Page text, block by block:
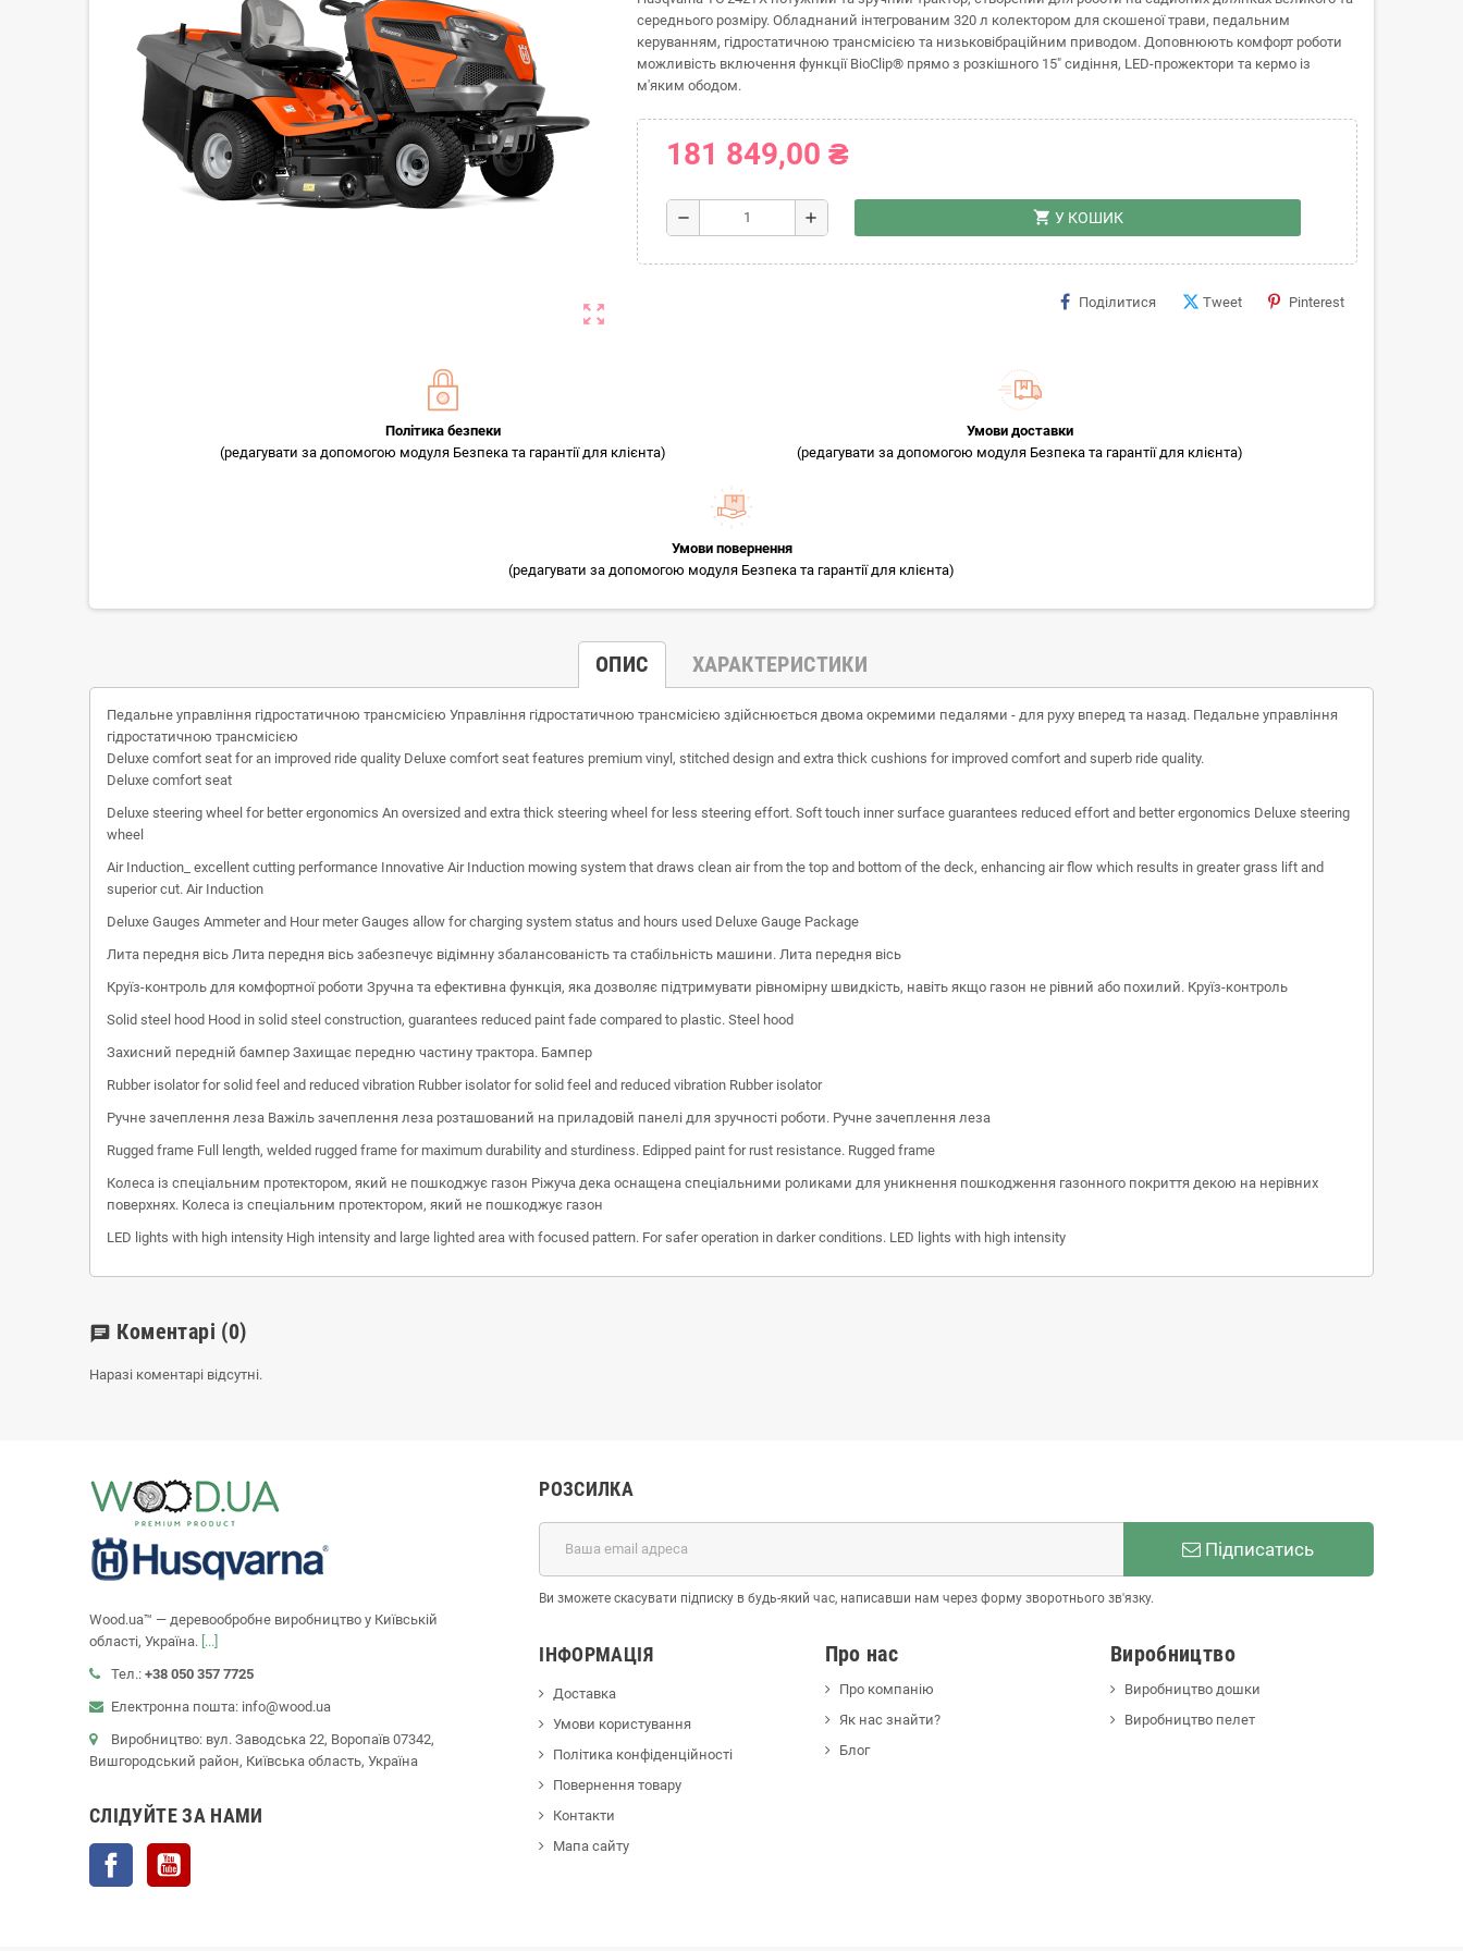
zoom_out_map
середнього розміру. Обладнаний інтегрованим 320 л колектором для скошеної трави, педальним
керуванням, гідростатичною трансмісією та низьковібраційним приводом. Доповнюють комфорт роботи
можливість включення функції BioClip® прямо з розкішного 15" сидіння, LED-прожектори та кермо із
м'яким ободом.
181 849,00 ₴
remove add shopping_cart У КОШИК
Поділитися Tweet Pinterest
Політика безпеки
(редагувати за допомогою модуля Безпека та гарантії для клієнта)
Умови доставки
(редагувати за допомогою модуля Безпека та гарантії для клієнта)
Умови повернення
(редагувати за допомогою модуля Безпека та гарантії для клієнта)
ОПИС ХАРАКТЕРИСТИКИ
Педальне управління гідростатичною трансмісією Управління гідростатичною трансмісією здійснюється двома окремими педалями - для руху вперед та назад. Педальне управління
гідростатичною трансмісією
Deluxe comfort seat for an improved ride quality Deluxe comfort seat features premium vinyl, stitched design and extra thick cushions for improved comfort and superb ride quality.
Deluxe comfort seat
Deluxe steering wheel for better ergonomics An oversized and extra thick steering wheel for less steering effort. Soft touch inner surface guarantees reduced effort and better ergonomics Deluxe steering
wheel
Air Induction_ excellent cutting performance Innovative Air Induction mowing system that draws clean air from the top and bottom of the deck, enhancing air flow which results in greater grass lift and
superior cut. Air Induction
Deluxe Gauges Ammeter and Hour meter Gauges allow for charging system status and hours used Deluxe Gauge Package
Лита передня вісь Лита передня вісь забезпечує відімнну збалансованість та стабільність машини. Лита передня вісь
Круїз-контроль для комфортної роботи Зручна та ефективна функція, яка дозволяє підтримувати рівномірну швидкість, навіть якщо газон не рівний або похилий. Круїз-контроль
Solid steel hood Hood in solid steel construction, guarantees reduced paint fade compared to plastic. Steel hood
Захисний передній бампер Захищає передню частину трактора. Бампер
Rubber isolator for solid feel and reduced vibration Rubber isolator for solid feel and reduced vibration Rubber isolator
Ручне зачеплення леза Важіль зачеплення леза розташований на приладовій панелі для зручності роботи. Ручне зачеплення леза
Rugged frame Full length, welded rugged frame for maximum durability and sturdiness. Edipped paint for rust resistance. Rugged frame
Колеса із спеціальним протектором, який не пошкоджує газон Ріжуча дека оснащена спеціальними роликами для уникнення пошкодження газонного покриття декою на нерівних
поверхнях. Колеса із спеціальним протектором, який не пошкоджує газон
LED lights with high intensity High intensity and large lighted area with focused pattern. For safer operation in darker conditions. LED lights with high intensity
chat Коментарі (0)
Наразі коментарі відсутні.
Wood.ua™ — деревообробне виробництво у Київській
області, Україна. [...]
Тел.: +38 050 357 7725
Електронна пошта: info@wood.ua
Виробництво: вул. Заводська 22, Воропаїв 07342,
Вишгородський район, Київська область, Україна
СЛІДУЙТЕ ЗА НАМИ
Facebook
РОЗСИЛКА
Підписатись
Ви зможете скасувати підписку в будь-який час, написавши нам через форму зворотнього зв'язку.
ІНФОРМАЦІЯ
Доставка
Умови користування
Політика конфіденційності
Повернення товару
Контакти
Мапа сайту
Про нас
Про компанію
Як нас знайти?
Блог
Виробництво
Виробництво дошки
Виробництво пелет